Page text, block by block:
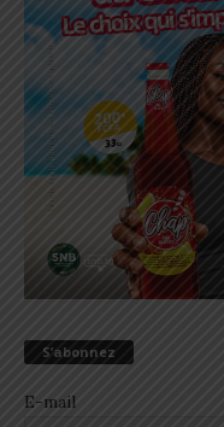
S’abonnez
E-mail